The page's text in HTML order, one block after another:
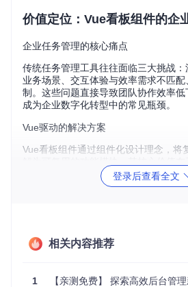
价值定位：Vue看板组件的企
企业任务管理的核心痛点
传统任务管理工具往往面临三大挑战
业务场景、交互体验与效率需求不匹
制。这些问题直接导致团队协作效率低
成为企业数字化转型中的常见瓶颈。
Vue驱动的解决方案
Vue看板组件通过组件化设计理念，将
性与规范性的任务管理框架，既能满足
求，又能通过状态机确保任务流转的可
某互联网企业采用Vue看板组件后，项
具，更是业务流程的数字化载体。
登录后查看全文
相关内容推荐
1 【亲测免费】 探索高效后台管理新境界：